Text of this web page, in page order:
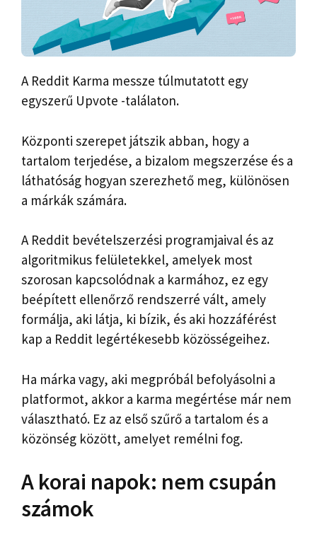
A Reddit Karma messze túlmutatott egy
egyszerű Upvote -találaton.
Központi szerepet játszik abban, hogy a
tartalom terjedése, a bizalom megszerzése és a
láthatóság hogyan szerezhető meg, különösen
a márkák számára.
A Reddit bevételszerzési programjaival és az
algoritmikus felületekkel, amelyek most
szorosan kapcsolódnak a karmához, ez egy
beépített ellenőrző rendszerré vált, amely
formálja, aki látja, ki bízik, és aki hozzáférést
kap a Reddit legértékesebb közösségeihez.
Ha márka vagy, aki megpróbál befolyásolni a
platformot, akkor a karma megértése már nem
választható. Ez az első szűrő a tartalom és a
közönség között, amelyet remélni fog.
A korai napok: nem csupán
számok